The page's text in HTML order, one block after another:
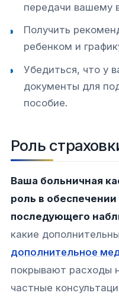
передачи вашему
Получить
ребенком и
Убедиться, что у
документы для
пособие.
Роль
Ваша больничная
роль в
последующего
какие
дополнительное
покрывают расходы
частные